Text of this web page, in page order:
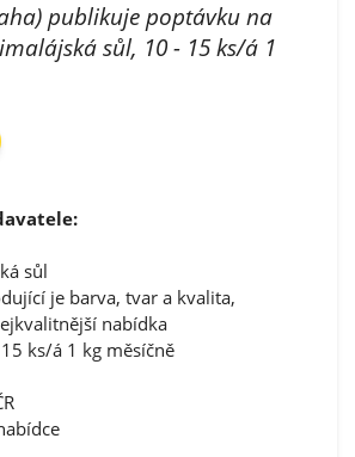
publikuje poptávku na
sůl, 10 - 15 ks/á 1
sůl
je barva, tvar a kvalita,
nabídka
ks/á 1 kg měsíčně